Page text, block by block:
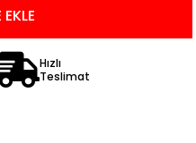
Hızlı
Teslimat